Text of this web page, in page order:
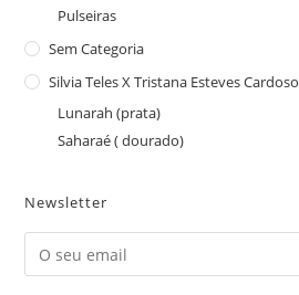
Pulseiras
Sem Categoria
Silvia Teles X Tristana Esteves Cardoso
Lunarah (prata)
Saharaé ( dourado)
Newsletter